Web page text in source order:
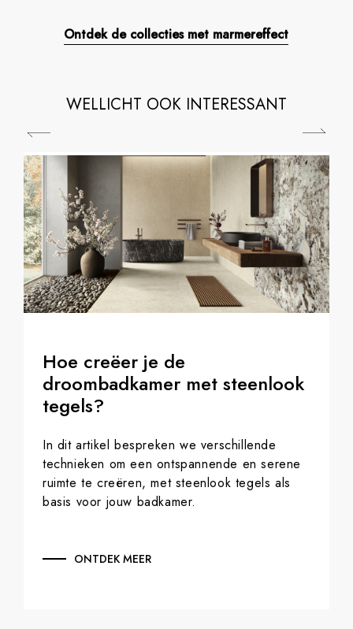
Ontdek de collecties met marmereffect
WELLICHT OOK INTERESSANT
Hoe creëer je de
droombadkamer met steenlook
tegels?
In dit artikel bespreken we verschillende
technieken om een ontspannende en serene
ruimte te creëren, met steenlook tegels als
basis voor jouw badkamer.
ONTDEK MEER